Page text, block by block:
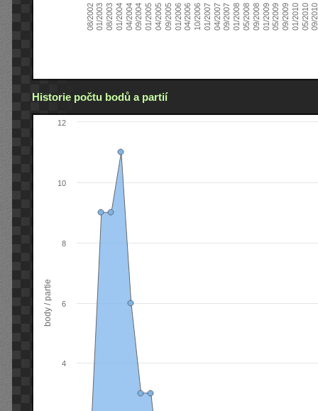
08/200201/200308/200301/200404/200409/200401/200504/200509/200501/200604/200610/200601/200704/200709/200701/200805/200809/200801/200905/200909/200901/201005/201009/
Historie počtu bodů a partií
body / partie
4
6
8
10
12